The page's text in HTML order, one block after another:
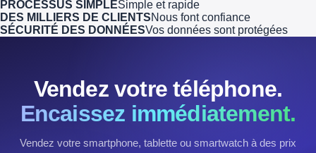
PROCESSUS SIMPLESimple et rapide
DES MILLIERS DE CLIENTSNous font confiance
SÉCURITÉ DES DONNÉESVos données sont protégées
Vendez votre téléphone.
Encaissez immédiatement.
Vendez votre smartphone, tablette ou smartwatch à des prix